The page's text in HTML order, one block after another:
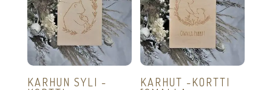
KARHUN SYLI -
KARHUT -KORTTI